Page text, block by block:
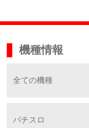
機種情報
全ての機種
パチスロ